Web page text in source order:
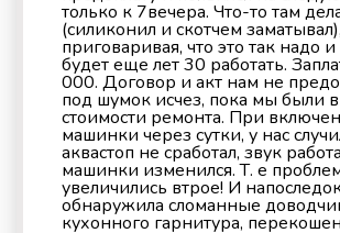
только к 7вечера. Что-то там
(силиконил и скотчем заматывал),
приговаривая, что это так надо
будет еще лет 30 работать.
000. Договор и акт нам не
под шумок исчез, пока мы были
стоимости ремонта. При
машинки через сутки, у нас
аквастоп не сработал, звук
машинки изменился. Т. е
увеличились втрое! И
обнаружила сломанные
кухонного гарнитура,